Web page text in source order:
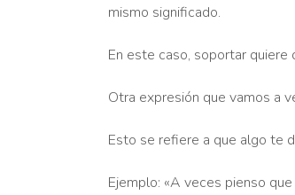
mismo significado.
En este caso, soportar quiere
Otra expresión que vamos a
Esto se refiere a que algo te
Ejemplo: «A veces pienso